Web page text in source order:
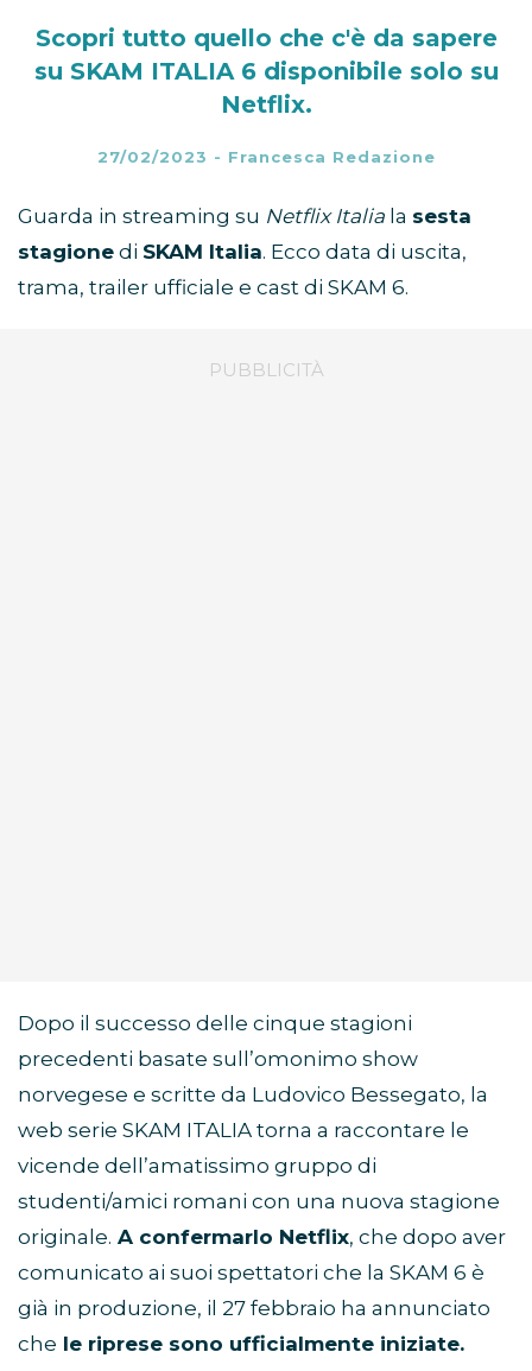
Scopri tutto quello che c'è da sapere
su SKAM ITALIA 6 disponibile solo su
Netflix.
27/02/2023 - Francesca Redazione
Guarda in streaming su Netflix Italia la sesta
stagione di SKAM Italia. Ecco data di uscita,
trama, trailer ufficiale e cast di SKAM 6.
Dopo il successo delle cinque stagioni
precedenti basate sull’omonimo show
norvegese e scritte da Ludovico Bessegato, la
web serie SKAM ITALIA torna a raccontare le
vicende dell’amatissimo gruppo di
studenti/amici romani con una nuova stagione
originale. A confermarlo Netflix, che dopo aver
comunicato ai suoi spettatori che la SKAM 6 è
già in produzione, il 27 febbraio ha annunciato
che le riprese sono ufficialmente iniziate.